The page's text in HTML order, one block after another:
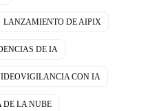
LANZAMIENTO DE AIPIX
DE IA
CON IA
DE LA NUBE